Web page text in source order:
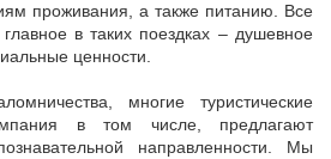
проживания, а также питанию. Все
в таких поездках – душевное
ценности.
многие туристические
в том числе, предлагают
направленности. Мы